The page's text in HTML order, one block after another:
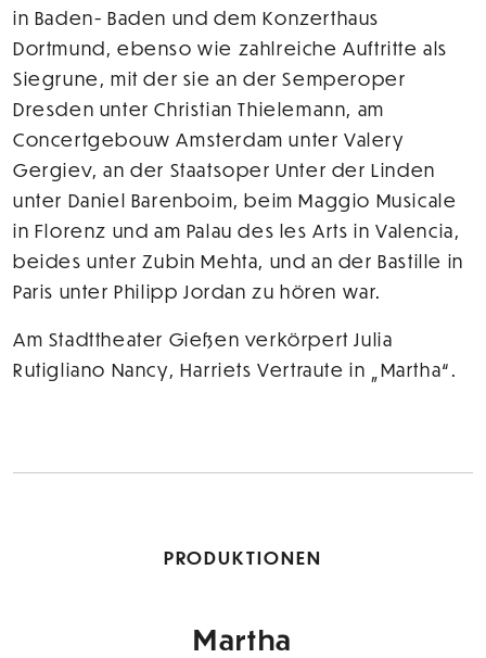
in Baden- Baden und dem Konzerthaus
Dortmund, ebenso wie zahlreiche Auftritte als
Siegrune, mit der sie an der Semperoper
Dresden unter Christian Thielemann, am
Concertgebouw Amsterdam unter Valery
Gergiev, an der Staatsoper Unter der Linden
unter Daniel Barenboim, beim Maggio Musicale
in Florenz und am Palau des les Arts in Valencia,
beides unter Zubin Mehta, und an der Bastille in
Paris unter Philipp Jordan zu hören war.
Am Stadttheater Gießen verkörpert Julia
Rutigliano Nancy, Harriets Vertraute in „Martha“.
PRODUKTIONEN
Martha